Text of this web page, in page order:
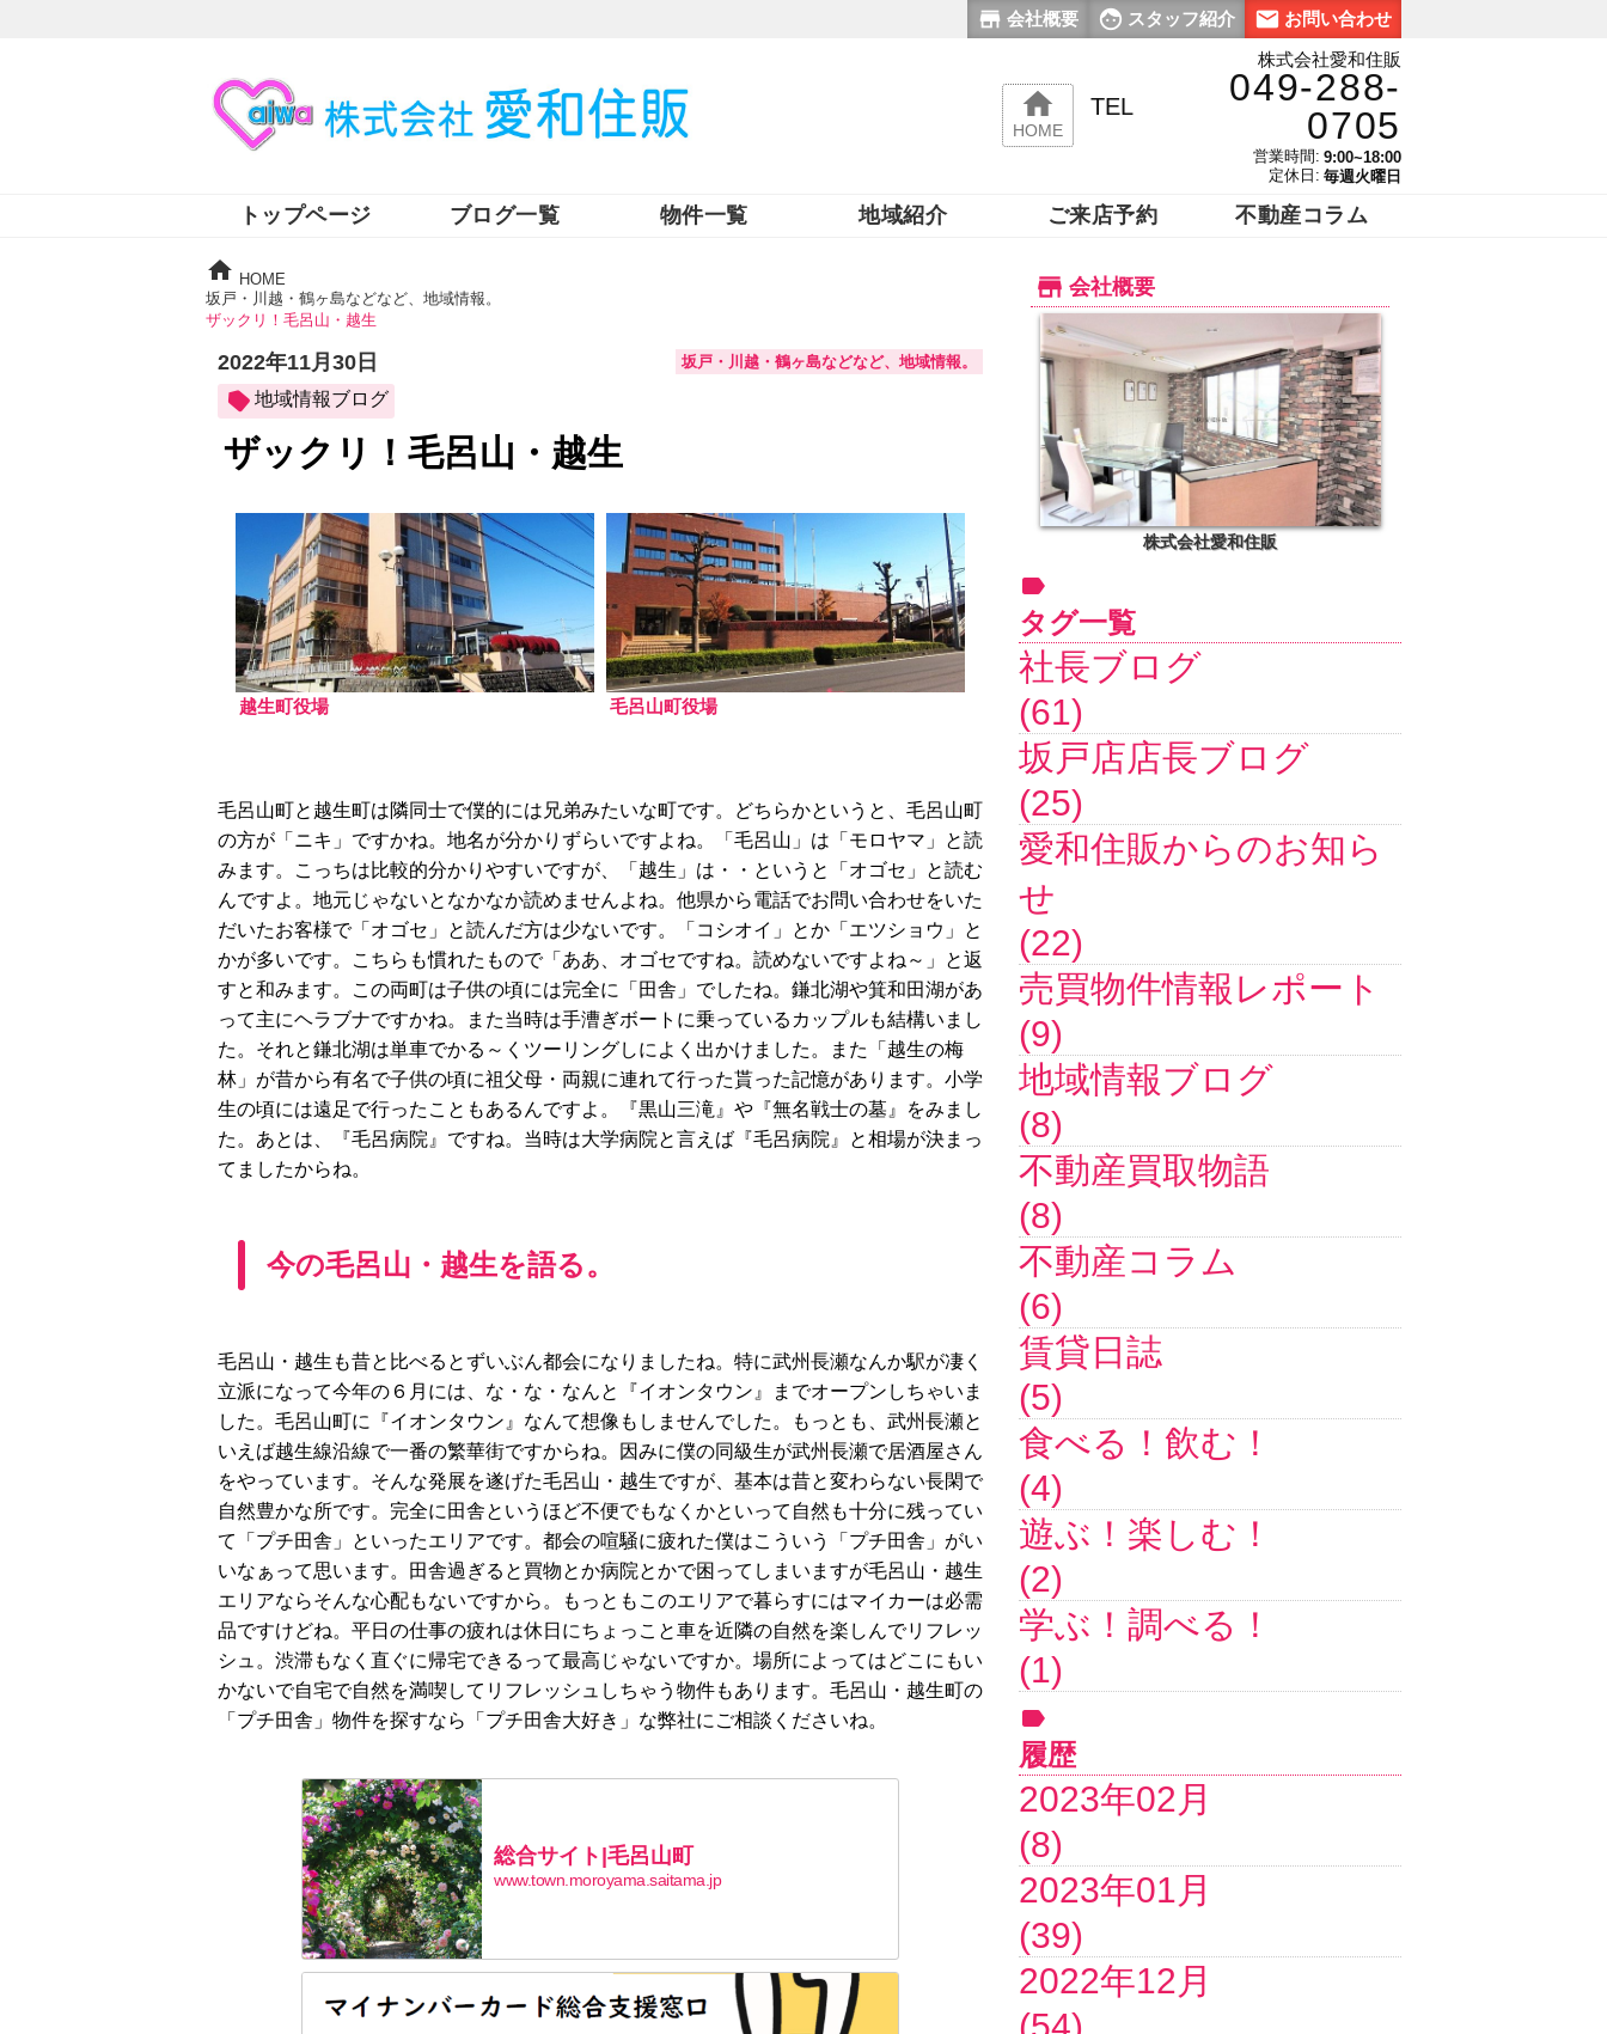
会社概要 スタッフ紹介 お問い合わせ
HOME
株式会社愛和住販
TEL
049-288-
0705
営業時間: 9:00~18:00
定休日: 毎週火曜日
トップページ ブログ一覧 物件一覧 地域紹介 ご来店予約 不動産コラム
HOME
坂戸・川越・鶴ヶ島などなど、地域情報。
ザックリ！毛呂山・越生
2022年11月30日 坂戸・川越・鶴ヶ島などなど、地域情報。
地域情報ブログ
ザックリ！毛呂山・越生
越生町役場 毛呂山町役場
毛呂山町と越生町は隣同士で僕的には兄弟みたいな町です。どちらかというと、毛呂山町
の方が「ニキ」ですかね。地名が分かりずらいですよね。「毛呂山」は「モロヤマ」と読
みます。こっちは比較的分かりやすいですが、「越生」は・・というと「オゴセ」と読む
んですよ。地元じゃないとなかなか読めませんよね。他県から電話でお問い合わせをいた
だいたお客様で「オゴセ」と読んだ方は少ないです。「コシオイ」とか「エツショウ」と
かが多いです。こちらも慣れたもので「ああ、オゴセですね。読めないですよね～」と返
すと和みます。この両町は子供の頃には完全に「田舎」でしたね。鎌北湖や箕和田湖があ
って主にヘラブナですかね。また当時は手漕ぎボートに乗っているカップルも結構いまし
た。それと鎌北湖は単車でかる～くツーリングしによく出かけました。また「越生の梅
林」が昔から有名で子供の頃に祖父母・両親に連れて行った貰った記憶があります。小学
生の頃には遠足で行ったこともあるんですよ。『黒山三滝』や『無名戦士の墓』をみまし
た。あとは、『毛呂病院』ですね。当時は大学病院と言えば『毛呂病院』と相場が決まっ
てましたからね。
今の毛呂山・越生を語る。
毛呂山・越生も昔と比べるとずいぶん都会になりましたね。特に武州長瀬なんか駅が凄く
立派になって今年の６月には、な・な・なんと『イオンタウン』までオープンしちゃいま
した。毛呂山町に『イオンタウン』なんて想像もしませんでした。もっとも、武州長瀬と
いえば越生線沿線で一番の繁華街ですからね。因みに僕の同級生が武州長瀬で居酒屋さん
をやっています。そんな発展を遂げた毛呂山・越生ですが、基本は昔と変わらない長閑で
自然豊かな所です。完全に田舎というほど不便でもなくかといって自然も十分に残ってい
て「プチ田舎」といったエリアです。都会の喧騒に疲れた僕はこういう「プチ田舎」がい
いなぁって思います。田舎過ぎると買物とか病院とかで困ってしまいますが毛呂山・越生
エリアならそんな心配もないですから。もっともこのエリアで暮らすにはマイカーは必需
品ですけどね。平日の仕事の疲れは休日にちょっこと車を近隣の自然を楽しんでリフレッ
シュ。渋滞もなく直ぐに帰宅できるって最高じゃないですか。場所によってはどこにもい
かないで自宅で自然を満喫してリフレッシュしちゃう物件もあります。毛呂山・越生町の
「プチ田舎」物件を探すなら「プチ田舎大好き」な弊社にご相談くださいね。
総合サイト|毛呂山町
www.town.moroyama.saitama.jp
会社概要
株式会社愛和住販
タグ一覧
社長ブログ
(61)
坂戸店店長ブログ
(25)
愛和住販からのお知ら
せ
(22)
売買物件情報レポート
(9)
地域情報ブログ
(8)
不動産買取物語
(8)
不動産コラム
(6)
賃貸日誌
(5)
食べる！飲む！
(4)
遊ぶ！楽しむ！
(2)
学ぶ！調べる！
(1)
履歴
2023年02月
(8)
2023年01月
(39)
2022年12月